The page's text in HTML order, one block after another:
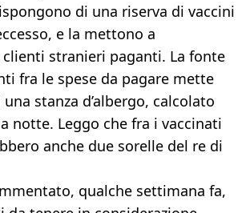
di una riserva di vaccini
e la mettono a
stranieri paganti. La fonte
fra le spese da pagare mette
stanza d’albergo, calcolato
notte. Leggo che fra i vaccinati
anche due sorelle del re di
qualche settimana fa,